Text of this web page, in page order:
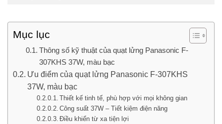
Mục lục
Thông số kỹ thuật của quạt lửng Panasonic F-
307KHS 37W, màu bạc
Ưu điểm của quạt lửng Panasonic F-307KHS
37W, màu bạc
Thiết kế tinh tế, phù hợp với mọi không gian
Công suất 37W – Tiết kiệm điện năng
Điều khiển từ xa tiện lợi